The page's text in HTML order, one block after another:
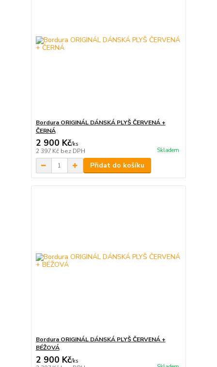
Bordura ORIGINÁL DÁNSKÁ PLYŠ ČERVENÁ +
ČERNÁ
2 900 Kč/ks
2 397 Kč bez DPH Skladem
Přidat do košíku
Bordura ORIGINÁL DÁNSKÁ PLYŠ ČERVENÁ +
BÉŽOVÁ
2 900 Kč/ks